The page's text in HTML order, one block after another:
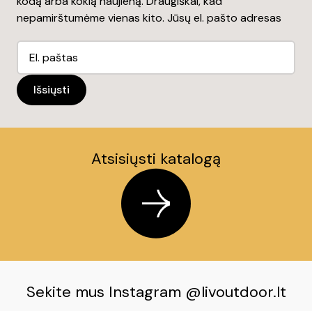
nepamirštumėme vienas kito. Jūsų el. pašto adresas
Atsisiųsti katalogą
Sekite mus Instagram @livoutdoor.lt